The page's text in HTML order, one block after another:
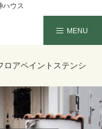
ハウス
アペイントステンシ